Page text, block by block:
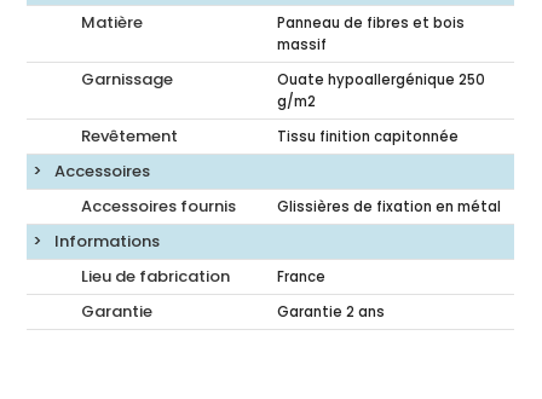
Matière
Panneau de fibres et bois
massif
Garnissage
Ouate hypoallergénique 250
g/m2
Revêtement Tissu finition capitonnée
Accessoires
Accessoires fournis
Glissières de fixation en métal
Informations
Lieu de fabrication
France
Garantie Garantie 2 ans